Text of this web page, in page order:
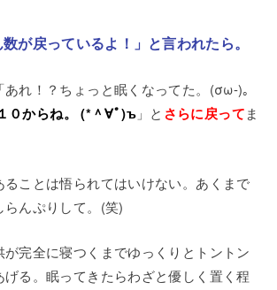
が戻っているよ！」と言われたら。
れ！？ちょっと眠くなってた。 (σω-)。
０からね。 (*＾∀ﾟ)ъ」と さらに戻ってま
ことは悟られてはいけない。あくまで
らんぷりして。(笑)
完全に寝つくまでゆっくりとトントン
げる。眠ってきたらわざと優しく置く程